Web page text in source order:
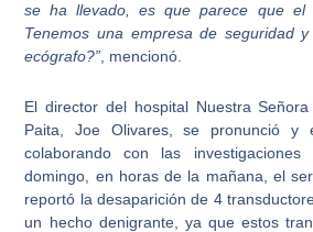
se ha llevado, es que parece que el
Tenemos una empresa de seguridad
ecógrafo?”, mencionó.
Eldirector del hospital Nuestra
Paita, Joe Olivares, se pronunció y
colaborando con las investigaciones
domingo, en horas de la mañana, el
reportó la desaparición de 4
un hecho denigrante, ya que estos